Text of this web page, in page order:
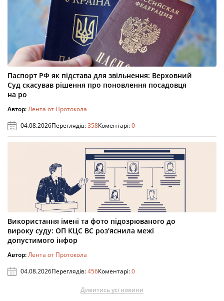
Паспорт РФ як підстава для звільнення: Верховний
Суд скасував рішення про поновлення посадовця
на ро
Автор:Лента от Протокола
04.08.2026Переглядів:358Коментарі:0
Використання імені та фото підозрюваного до
вироку суду: ОП КЦС ВС роз’яснила межі
допустимого інфор
Автор:Лента от Протокола
04.08.2026Переглядів:456Коментарі:0
Дивитись усі новини